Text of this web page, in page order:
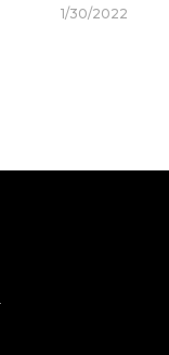
1/30/2022